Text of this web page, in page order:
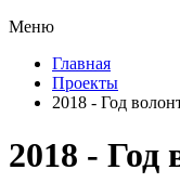
Меню
Главная
Проекты
2018 - Год
2018 - Год